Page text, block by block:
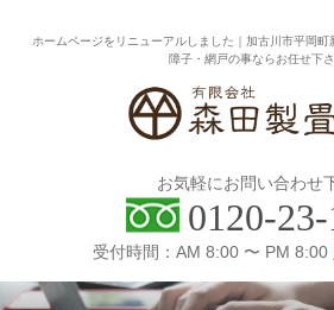
ホームページをリニューアルしました｜加古川市平岡町
障子・網戸の事ならお任せ下
お気軽にお問い合わせ
0120-
受付時間：AM 8:00 〜 PM 8:00